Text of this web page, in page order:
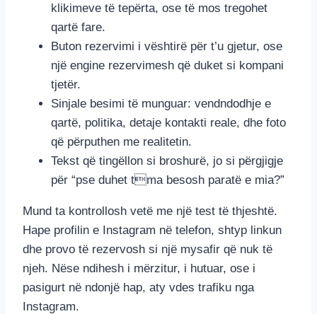
klikimeve të tepërta, ose të mos tregohet
qartë fare.
Buton rezervimi i vështirë për t’u gjetur, ose
një engine rezervimesh që duket si kompani
tjetër.
Sinjale besimi të munguar: vendndodhje e
qartë, politika, detaje kontakti reale, dhe foto
që përputhen me realitetin.
Tekst që tingëllon si broshurë, jo si përgjigje
për “pse duhet tma besosh paratë e mia?”
Mund ta kontrollosh vetë me një test të thjeshtë.
Hape profilin e Instagram në telefon, shtyp linkun
dhe provo të rezervosh si një mysafir që nuk të
njeh. Nëse ndihesh i mërzitur, i hutuar, ose i
pasigurt në ndonjë hap, aty vdes trafiku nga
Instagram.